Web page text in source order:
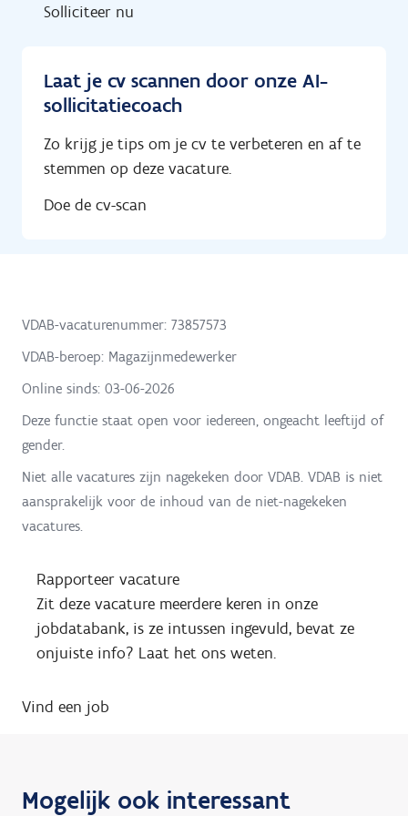
Solliciteer nu
Laat je cv scannen door onze AI-
sollicitatiecoach
Zo krijg je tips om je cv te verbeteren en af te
stemmen op deze vacature.
Doe de cv-scan
VDAB-vacaturenummer: 73857573
VDAB-beroep: Magazijnmedewerker
Online sinds: 03-06-2026
Deze functie staat open voor iedereen, ongeacht leeftijd of
gender.
Niet alle vacatures zijn nagekeken door VDAB. VDAB is niet
aansprakelijk voor de inhoud van de niet-nagekeken
vacatures.
Rapporteer vacature
Zit deze vacature meerdere keren in onze
jobdatabank, is ze intussen ingevuld, bevat ze
onjuiste info? Laat het ons weten.
Vind een job
Mogelijk ook interessant